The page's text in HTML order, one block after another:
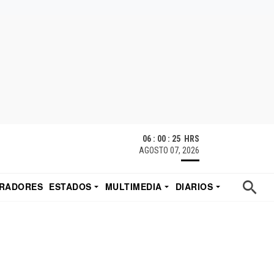
06 : 00 : 26 HRS
AGOSTO 07, 2026
ESTADOS MULTIMEDIA
DIARIOS